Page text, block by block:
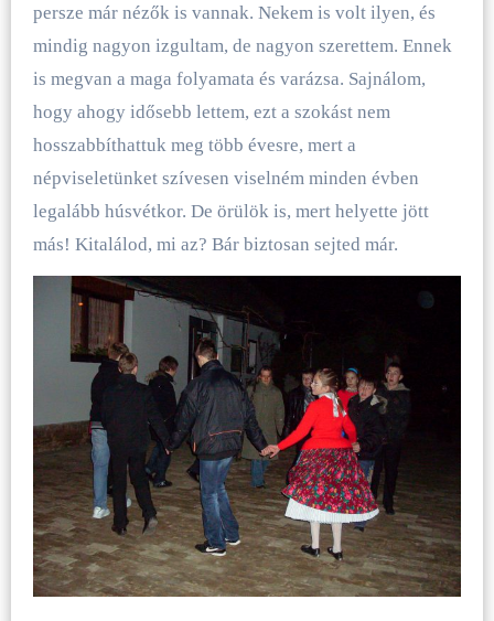
persze már nézők is vannak. Nekem is volt ilyen, és
mindig nagyon izgultam, de nagyon szerettem. Ennek
is megvan a maga folyamata és varázsa. Sajnálom,
hogy ahogy idősebb lettem, ezt a szokást nem
hosszabbíthattuk meg több évesre, mert a
népviseletünket szívesen viselném minden évben
legalább húsvétkor. De örülök is, mert helyette jött
más! Kitalálod, mi az? Bár biztosan sejted már.